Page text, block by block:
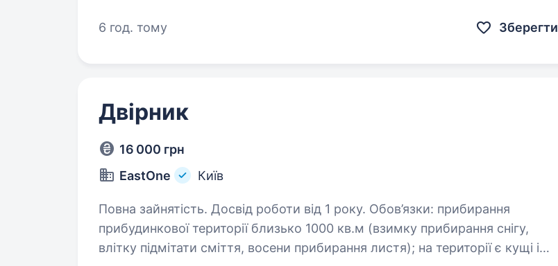
6 год. тому
Зберегти
Двірник
16 000 грн
EastOne
Київ
Повна зайнятість. Досвід роботи від 1 року. Обов’язки: прибирання
прибудинкової території близько 1000 кв.м (взимку прибирання снігу,
влітку підмітати сміття, восени прибирання листя); на території є кущі і